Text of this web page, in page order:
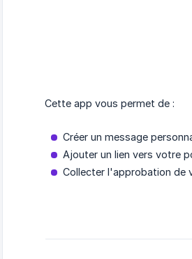
Cette app vous permet de :
Créer un message
Ajouter un lien vers votre
Collecter l'approbation de